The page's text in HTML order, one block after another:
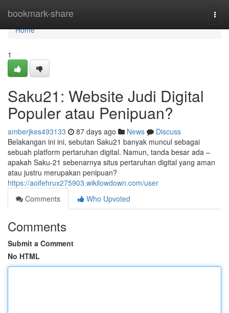
bookmark-share
Home
Home
1
Saku21: Website Judi Digital
Populer atau Penipuan?
amberjkes493133 87 days ago News
Discuss
Belakangan ini ini, sebutan Saku21 banyak muncul sebagai
sebuah platform pertaruhan digital. Namun, tanda besar ada –
apakah Saku-21 sebenarnya situs pertaruhan digital yang aman
atau justru merupakan penipuan?
https://aoifehrux275903.wikilowdown.com/user
Comments
Who Upvoted
Comments
Submit a Comment
No HTML